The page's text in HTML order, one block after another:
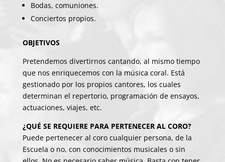
Bodas, comuniones.
Conciertos propios.
OBJETIVOS
Pretendemos divertirnos cantando, al mismo tiempo
que nos enriquecemos con la música coral. Está
gestionado por los propios cantores, los cuales
determinan el repertorio, programación de ensayos,
actuaciones, viajes, etc.
¿QUÉ SE REQUIERE PARA PERTENECER AL CORO?
Puede pertenecer al coro cualquier persona, de la
Escuela o no, con conocimientos musicales o sin